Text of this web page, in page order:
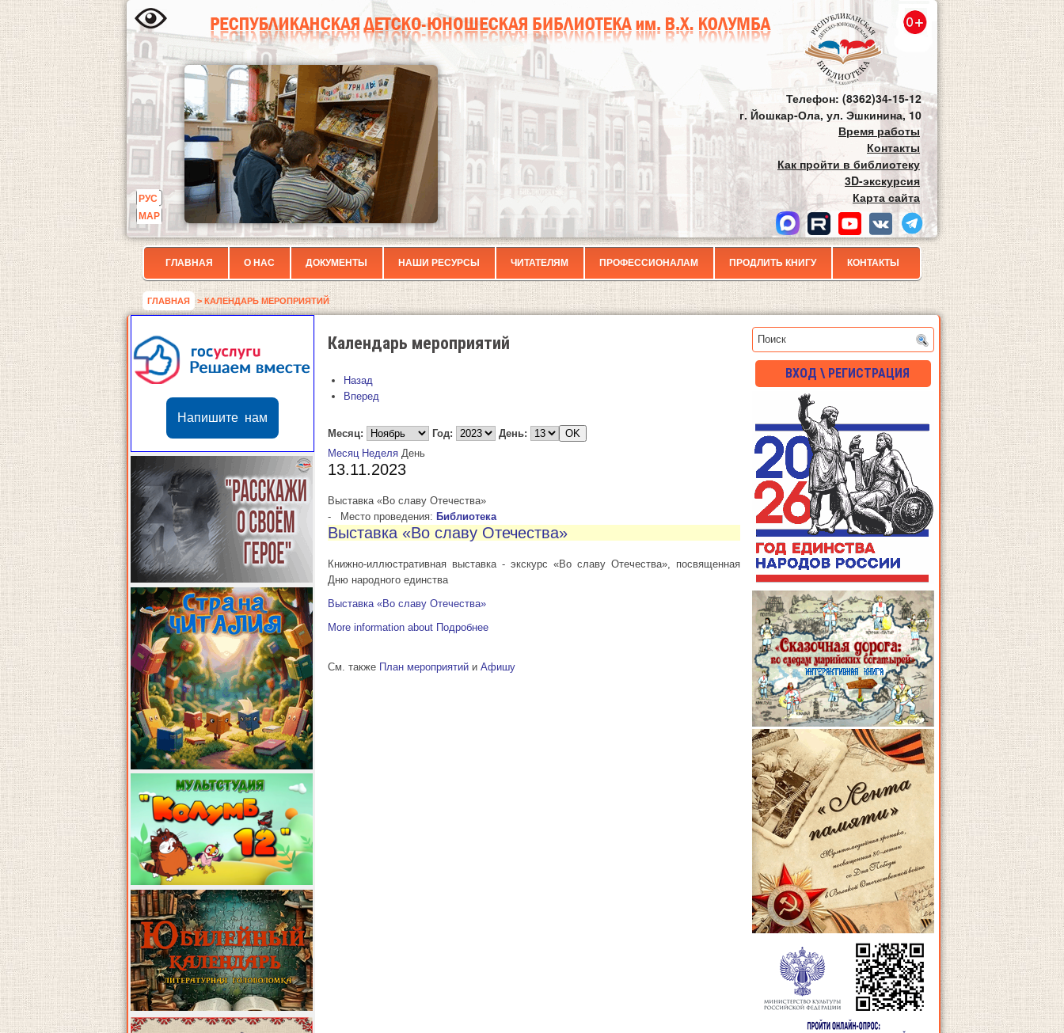
РУС
МАР
Телефон: (8362)34-15-12
г. Йошкар-Ола, ул. Эшкинина, 10
Время работы
Контакты
Как пройти в библиотеку
3D-экскурсия
Карта сайта
ГЛАВНАЯ О НАС ДОКУМЕНТЫ НАШИ РЕСУРСЫ ЧИТАТЕЛЯМ ПРОФЕССИОНАЛАМ ПРОДЛИТЬ КНИГУ КОНТАКТЫ
ГЛАВНАЯ > КАЛЕНДАРЬ МЕРОПРИЯТИЙ
Напишите нам
Календарь мероприятий
Назад
Вперед
Месяц: Год:
День:
Месяц Неделя День
13.11.2023
Выставка «Во славу Отечества»
-
Место проведения: Библиотека
Выставка «Во славу Отечества»
Книжно-иллюстративная выставка - экскурс «Во славу Отечества», посвященная
Дню народного единства
Выставка «Во славу Отечества»
More information about Подробнее
См. также План мероприятий и Афишу
ВХОД \ РЕГИСТРАЦИЯ